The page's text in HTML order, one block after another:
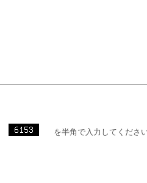
を半角で入力してくださ